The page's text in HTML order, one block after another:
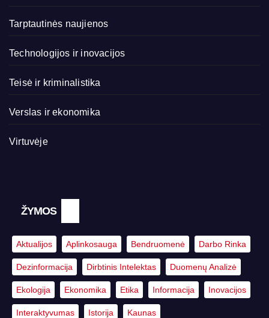
Tarptautinės naujienos
Technologijos ir inovacijos
Teisė ir kriminalistika
Verslas ir ekonomika
Virtuvėje
ŽYMOS
Aktualijos Aplinkosauga Bendruomenė Darbo Rinka
Dezinformacija Dirbtinis Intelektas Duomenų Analizė
Ekologija Ekonomika Etika Informacija Inovacijos
Interaktyvumas Istorija Kaunas